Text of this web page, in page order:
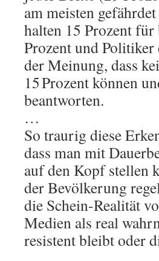
am meisten
halten 15 Prozent
Prozent und Politiker
der Meinung, dass
15 Prozent können
beantworten.
…
So traurig diese
dass man mit
auf den Kopf stellen
der Bevölkerung
die Schein-Realität
Medien als real
resistent bleibt oder